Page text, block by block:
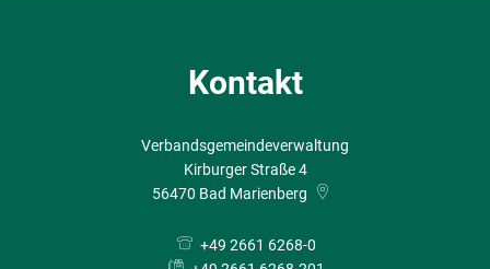
Kontakt
Verbandsgemeindeverwaltung
Kirburger Straße 4
56470 Bad Marienberg
+49 2661 6268-0